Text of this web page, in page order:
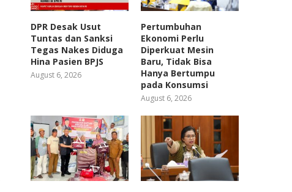
DPR Desak Usut
Tuntas dan Sanksi
Tegas Nakes Diduga
Hina Pasien BPJS
August 6, 2026
Pertumbuhan
Ekonomi Perlu
Diperkuat Mesin
Baru, Tidak Bisa
Hanya Bertumpu
pada Konsumsi
August 6, 2026